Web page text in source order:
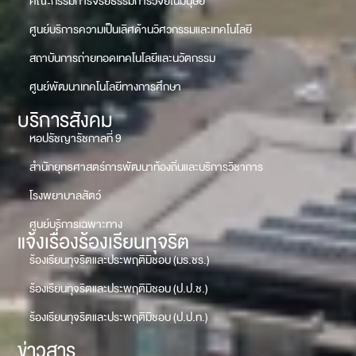
ศูนย์บริการความเป็นเลิศด้านวิศวกรรมและเทคโนโลยี
สถาบันการถ่ายทอดเทคโนโลยีและนวัตกรรม
ศูนย์พัฒนาเทคโนโลยีทางการศึกษา
บริการสังคม
หอปรัชญารัชกาลที่ 9
สำนักยุทธศาสตร์การพัฒนาท้องถิ่นและบริการวิชาการ
โรงพยาบาลสัตว์
ศูนย์บริการเฉพาะทาง
แจ้งเรื่องร้องเรียนทุจริต
ร้องเรียนทุจริตและประพฤติมิชอบ (มร.ชร.)
ร้องเรียนทุจริตและประพฤติมิชอบ (ป.ป.ช.)
ร้องเรียนทุจริตและประพฤติมิชอบ (ป.ป.ท.)